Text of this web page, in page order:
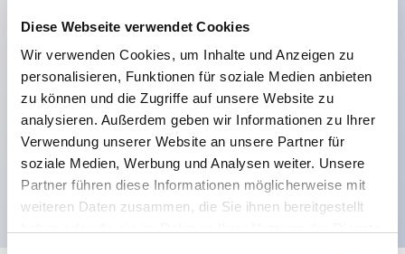
Diese Webseite verwendet Cookies
Wir verwenden Cookies, um Inhalte und Anzeigen zu
personalisieren, Funktionen für soziale Medien anbieten
zu können und die Zugriffe auf unsere Website zu
analysieren. Außerdem geben wir Informationen zu Ihrer
Verwendung unserer Website an unsere Partner für
soziale Medien, Werbung und Analysen weiter. Unsere
Partner führen diese Informationen möglicherweise mit
weiteren Daten zusammen, die Sie ihnen bereitgestellt
Isolierung zwischen den 2 Kontakten).
59,9 mm (※ 22-stufiger Kontaktblock).
Platzsparendes Design möglich.
Sicherheitsstruktur der 3. Generation: 2-Aktions-
Freisetzung, integrierter Schutz, IP20-
Fingerschutzstruktur